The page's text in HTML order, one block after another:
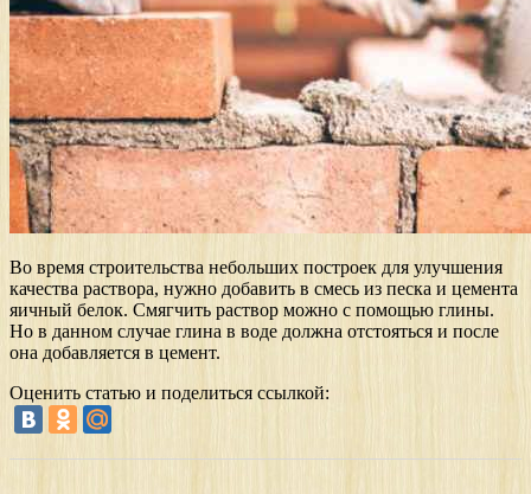
Во время строительства небольших построек для улучшения
качества раствора, нужно добавить в смесь из песка и цемента
яичный белок. Смягчить раствор можно с помощью глины.
Но в данном случае глина в воде должна отстояться и после
она добавляется в цемент.
Оценить статью и поделиться ссылкой: